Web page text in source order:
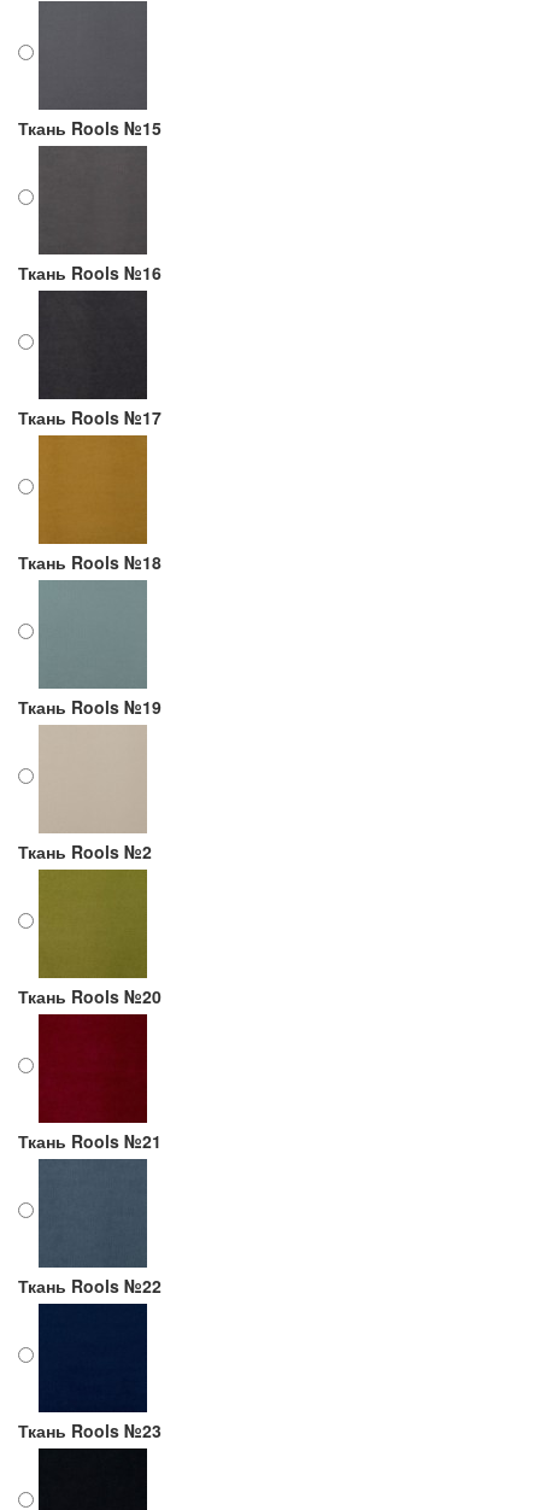
Ткань Rools №15
Ткань Rools №16
Ткань Rools №17
Ткань Rools №18
Ткань Rools №19
Ткань Rools №2
Ткань Rools №20
Ткань Rools №21
Ткань Rools №22
Ткань Rools №23